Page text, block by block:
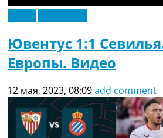
Ювентус 1:1
Европы. Видео
12 мая, 2023, 08:09add comment